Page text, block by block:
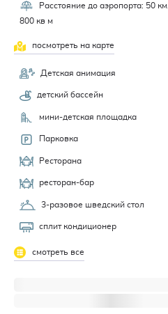
Расстояние до аэропорта: 50 км.
800 кв м
посмотреть на карте
Детская анимация
детский бассейн
мини-детская площадка
Парковка
Ресторана
ресторан-бар
3-разовое шведский стол
сплит кондиционер
смотреть все